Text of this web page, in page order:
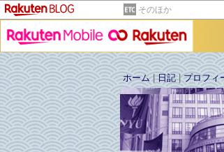
そのほか
ホーム|日記|プロフィ